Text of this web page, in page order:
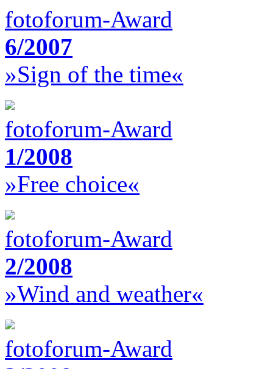
fotoforum-Award
6/2007
»Sign of the time«
fotoforum-Award
1/2008
»Free choice«
fotoforum-Award
2/2008
»Wind and weather«
fotoforum-Award